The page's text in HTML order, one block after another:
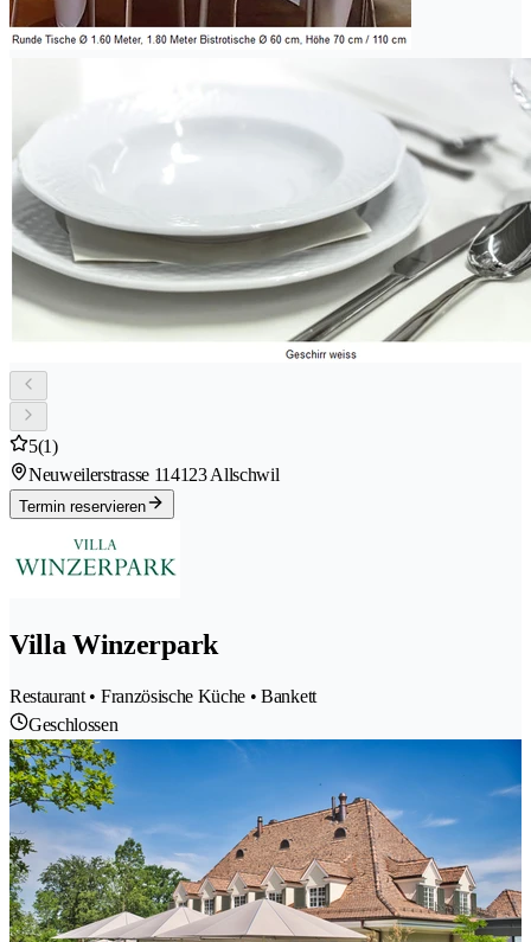
5(1)
Neuweilerstrasse 114123 Allschwil
Termin reservieren
Villa Winzerpark
Restaurant • Französische Küche • Bankett
Geschlossen